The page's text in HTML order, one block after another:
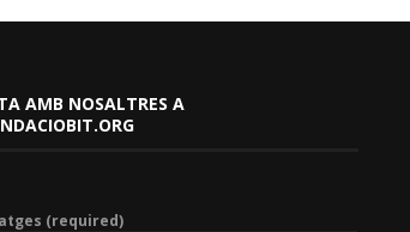
AMB NOSALTRES A
(required)